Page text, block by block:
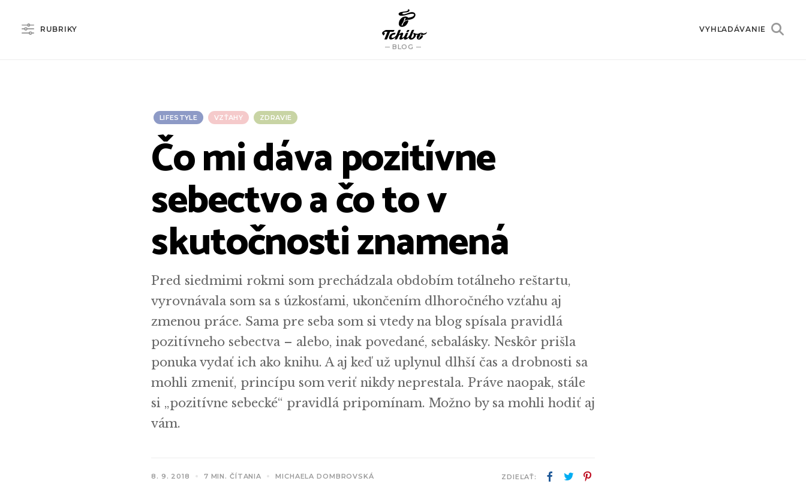
RUBRIKY
BLOG
VYHĽADÁVANIE
LIFESTYLE VZŤAHY ZDRAVIE
Čo mi dáva pozitívne
sebectvo a čo to v
skutočnosti znamená
Pred siedmimi rokmi som prechádzala obdobím totálneho reštartu,
vyrovnávala som sa s úzkosťami, ukončením dlhoročného vzťahu aj
zmenou práce. Sama pre seba som si vtedy na blog spísala pravidlá
pozitívneho sebectva – alebo, inak povedané, sebalásky. Neskôr prišla
ponuka vydať ich ako knihu. A aj keď už uplynul dlhší čas a drobnosti sa
mohli zmeniť, princípu som veriť nikdy neprestala. Práve naopak, stále
si „pozitívne sebecké“ pravidlá pripomínam. Možno by sa mohli hodiť aj
vám.
8. 9. 2018 7 MIN. ČÍTANIA MICHAELA DOMBROVSKÁ ZDIEĽAŤ: